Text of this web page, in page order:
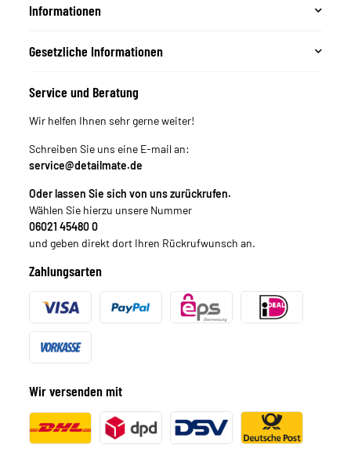
Informationen
Gesetzliche Informationen
Service und Beratung
Wir helfen Ihnen sehr gerne weiter!
Schreiben Sie uns eine E-mail an:
service@detailmate.de
Oder lassen Sie sich von uns zurückrufen.
Wählen Sie hierzu unsere Nummer
06021 45480 0
und geben direkt dort Ihren Rückrufwunsch an.
Zahlungsarten
Wir versenden mit